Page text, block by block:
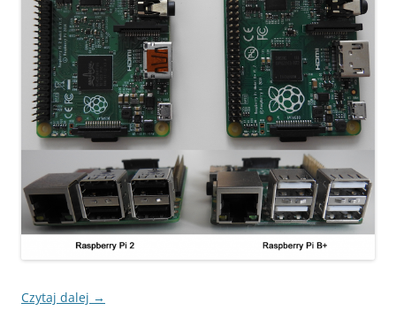
Czytaj dalej →